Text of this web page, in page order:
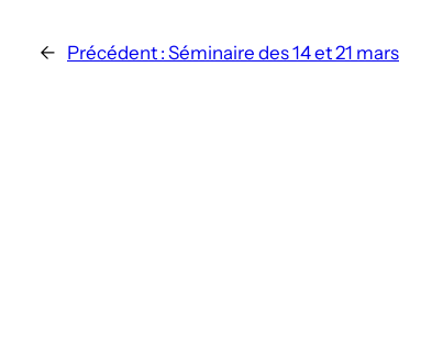
← Précédent : Séminaire des 14 et 21 mars